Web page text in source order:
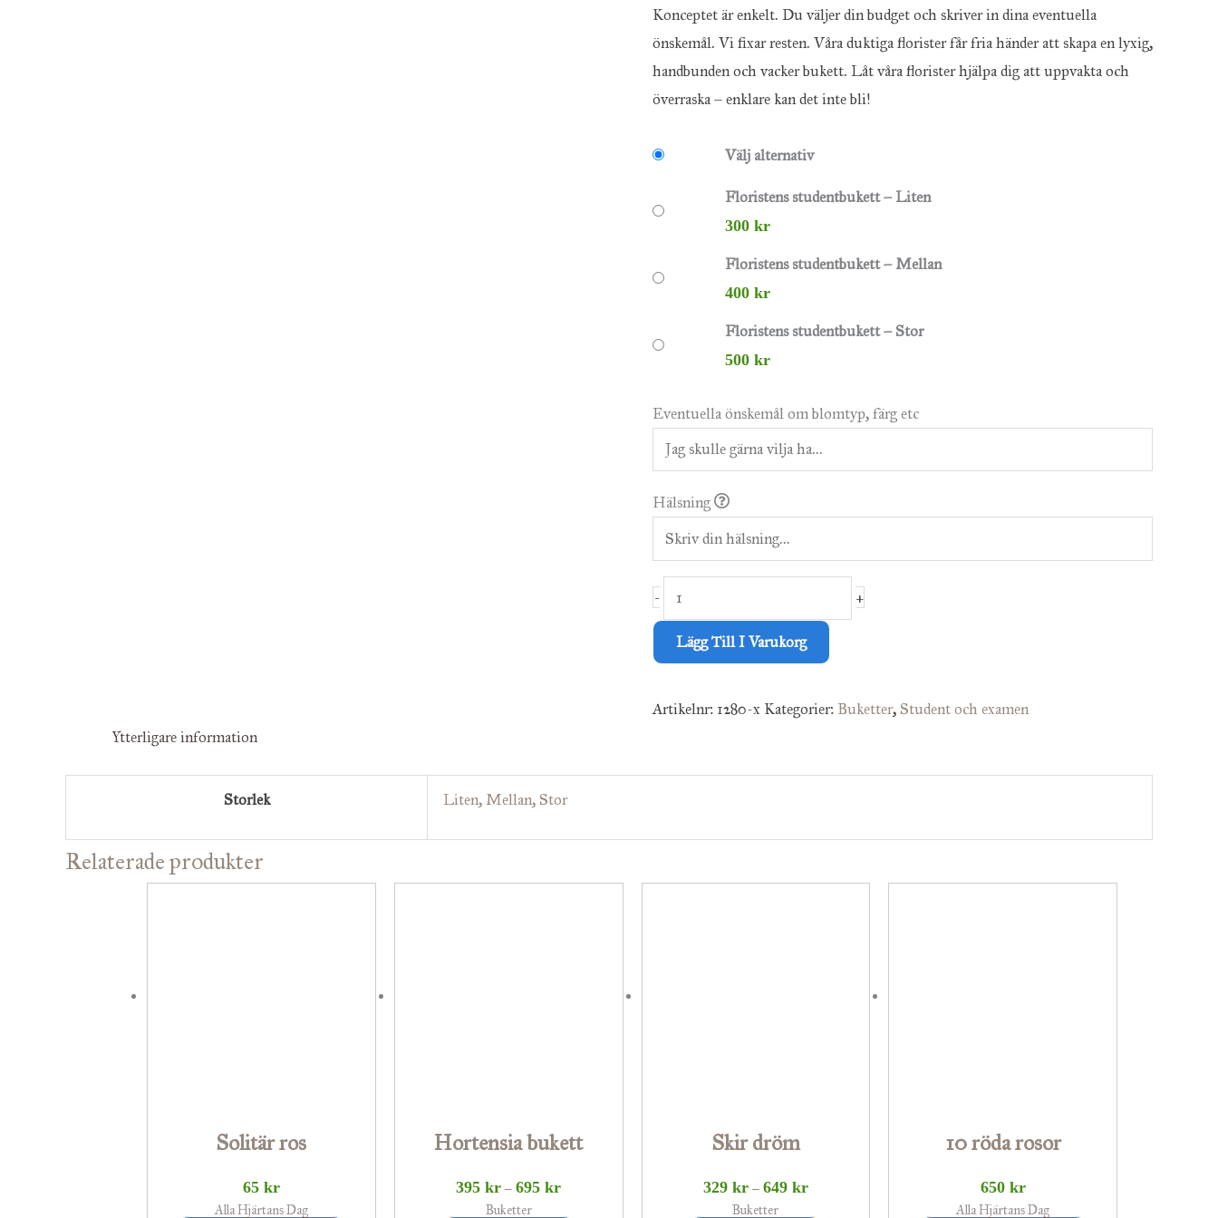
Konceptet är enkelt. Du väljer din budget och skriver in dina eventuella
önskemål. Vi fixar resten. Våra duktiga florister får fria händer att skapa en lyxig,
handbunden och vacker bukett. Låt våra florister hjälpa dig att uppvakta och
överraska – enklare kan det inte bli!
Välj alternativ
Floristens studentbukett – Liten
300 kr
Floristens studentbukett – Mellan
400 kr
Floristens studentbukett – Stor
500 kr
Eventuella önskemål om blomtyp, färg etc
Hälsning
- +
Lägg Till I Varukorg
Artikelnr: 1280-x Kategorier:Buketter,Student och examen
Ytterligare information
Storlek Liten,Mellan,Stor
Relaterade produkter
Solitär ros
65 kr
Alla Hjärtans Dag
Hortensia bukett
395kr – 695kr
Buketter
kan
Skir dröm
329 kr – 649 kr
Buketter
10 röda rosor
650 kr
Alla Hjärtans Dag